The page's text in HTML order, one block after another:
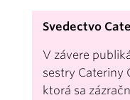
Svedectvo
V závere
sestry Cateriny
ktorá sa